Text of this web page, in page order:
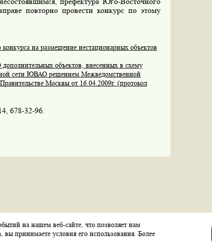
повторно провести конкурс по этому
на размещение нестационарных объектов
объектов, внесенных в схему
сети ЮВАО решением Межведомственной
Москвы от 16.04.2009г. (протокол
678-32-96.
связь
© 2004–2026 Муниципальное
образование «Выхино–Жулебино»
на нашем веб-сайте, что позволяет нам
принимаете условия его использования. Более